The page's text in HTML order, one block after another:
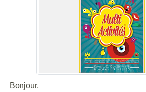
Bonjour,